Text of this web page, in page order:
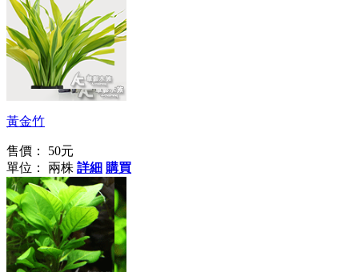
人人都是綠手指！
黃金竹
售價：
50元
單位： 兩株 詳細 購買
草缸內的香菜園